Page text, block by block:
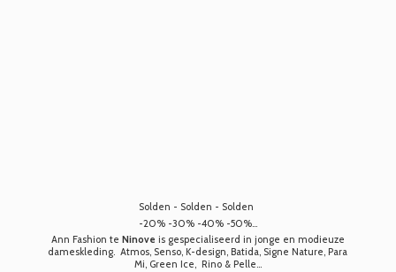
Solden - Solden - Solden
-20% -30% -40% -50%...
Ann Fashion te Ninove is gespecialiseerd in jonge en modieuze
dameskleding. Atmos, Senso, K-design, Batida, Signe Nature, Para
Mi, Green Ice, Rino & Pelle...